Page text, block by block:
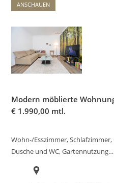
ANSCHAUEN
Modern möblierte
€ 1.990,00 mtl.
Wohn-/Esszimmer,
Dusche und WC, Gartennutzung…